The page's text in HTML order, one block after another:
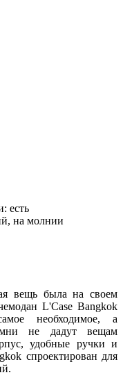
есть
на молнии
вещь была на своем
L'Case Bangkok
необходимое, а
не дадут вещам
удобные ручки и
спроектирован для